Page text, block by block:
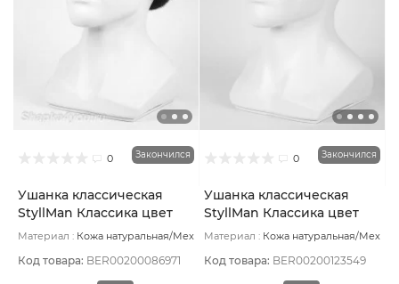
0 Закончился
Ушанка классическая
StyllMan Классика цвет
Чёрный размер 61
Материал : Кожа натуральная/Мех
Шёлк
Код товара: BER00200086971
0 Закончился
Ушанка классическая
StyllMan Классика цвет
Синий оч тёмный размер
Материал : Кожа натуральная/Мех
Шёлк
Код товара: BER00200123549